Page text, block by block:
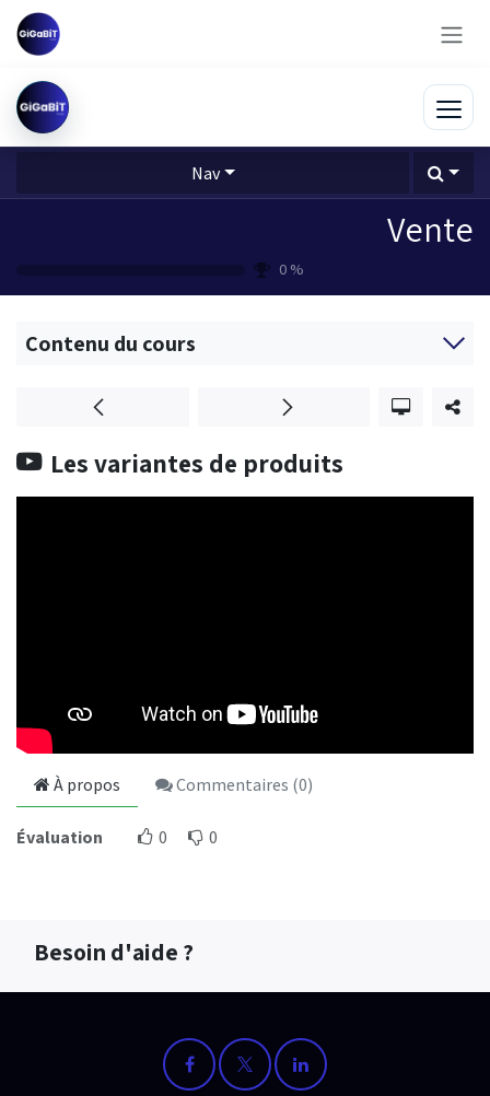
Se rendre au contenu
Nav
Vente
0 %
Contenu du cours
Les variantes de produits
À propos Commentaires (0)
Évaluation 0 0
Besoin d'aide ?